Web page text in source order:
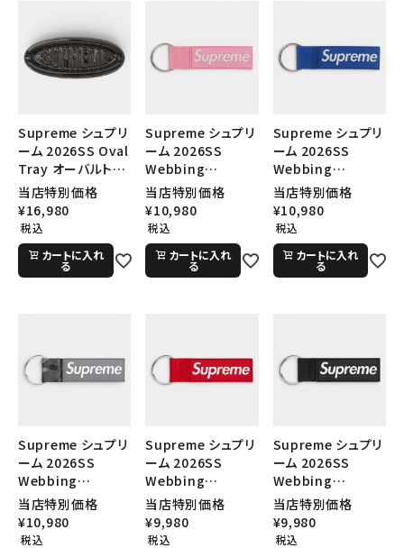
Supreme シュプリ
ーム 2026SS Oval
Tray オーバルトレ
イ ブラック
当店特別価格
¥16,980
税込
カートに入れ
る
Supreme シュプリ
ーム 2026SS
Webbing
Keychain ウェビ
ングキーチェーン
ピンク
当店特別価格
¥10,980
税込
カートに入れ
る
Supreme シュプリ
ーム 2026SS
Webbing
Keychain ウェビ
ングキーチェーン
ロイヤル
当店特別価格
¥10,980
税込
カートに入れ
る
Supreme シュプリ
ーム 2026SS
Webbing
Keychain ウェビ
ングキーチェーン
スノーカモ
当店特別価格
¥10,980
税込
Supreme シュプリ
ーム 2026SS
Webbing
Keychain ウェビ
ングキーチェーン
レッド
当店特別価格
¥9,980
税込
Supreme シュプリ
ーム 2026SS
Webbing
Keychain ウェビ
ングキーチェーン
ブラック
当店特別価格
¥9,980
税込